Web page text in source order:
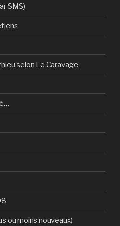
SMS)
selon Le Caravage
ou moins nouveaux)